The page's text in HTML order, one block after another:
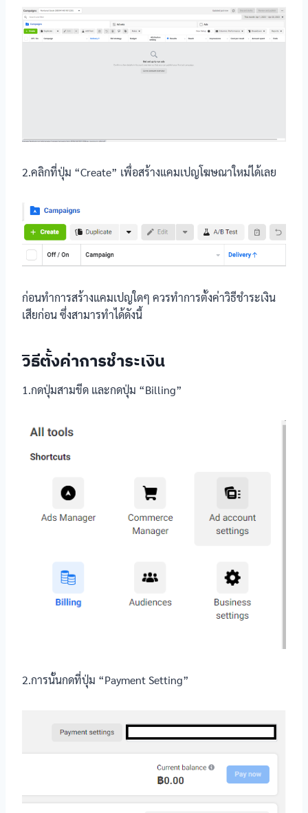
2.คลิกที่ปุ่ม “Create” เพื่อสร้างแคมเปญโฆษณาใหม่ได้เลย
ก่อนทำการสร้างแคมเปญใดๆ ควรทำการตั้งค่าวิธีชำระเงิน
เสียก่อน ซึ่งสามารทำได้ดังนี้
วิธีตั้งค่าการชำระเงิน
1.กดปุ่มสามขีด และกดปุ่ม “Billing”
2.การนั้นกดที่ปุ่ม “Payment Setting”